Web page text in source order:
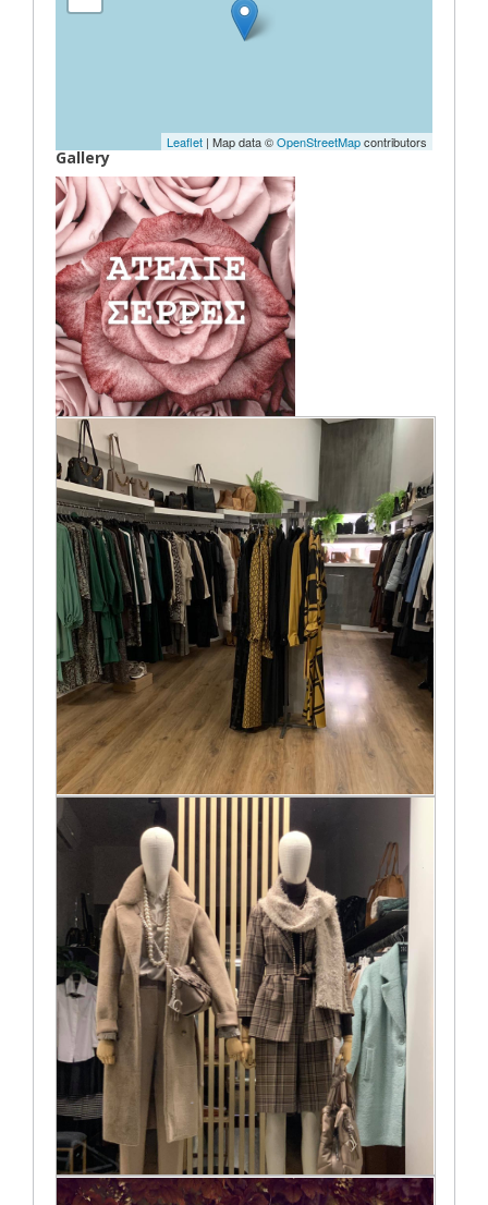
Leaflet | Map data ©OpenStreetMapcontributors
Gallery